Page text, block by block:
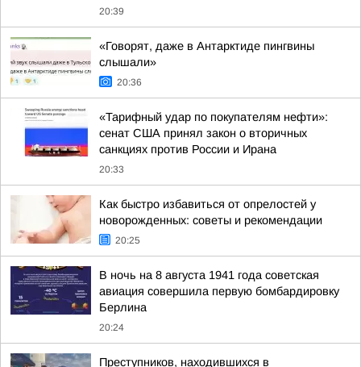
20:39
«Говорят, даже в Антарктиде пингвины
слышали»
20:36
«Тарифный удар по покупателям нефти»:
сенат США принял закон о вторичных
санкциях против России и Ирана
20:33
Как быстро избавиться от опрелостей у
новорожденных: советы и рекомендации
20:25
В ночь на 8 августа 1941 года советская
авиация совершила первую бомбардировку
Берлина
20:24
Преступников, находившихся в